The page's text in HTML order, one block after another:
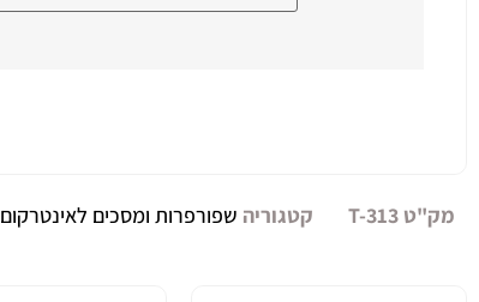
מק"ט T-313 קטגוריה שפורפרות ומסכים לאינטרקום